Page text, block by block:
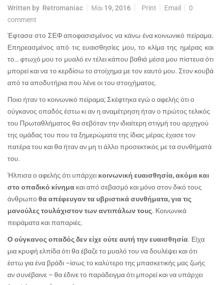
Written by Retromaniac Μάι 19, 2016 Print Email
0
comment
Έφτασα στο ΣΕΦ αποφασισμένος να κάνω ένα κοινωνικό πείραμα.
Επηρεασμένος από τις ευαισθησίες μου, το κλίμα της ημέρας και
το… φτωχό μου το μυαλό εν τέλει κάπου βαθιά μέσα μου πίστευα ότι
μπορεί και να το κερδίσω το στοίχημα με τον εαυτό μου. Στον κουβά
από τα αποδυτήρια που λένε οι του στοιχήματος.
Ποιο ήταν το κοινωνικό πείραμα; Σκέφτηκα εγώ ο αφελής ότι ο
ούγκανος οπαδός έστω κι αν η αναμέτρηση ήταν ο πρώτος τελικός
του Πρωταθλήματος θα σεβόταν την ιδιαίτερη στιγμή του αρχηγού
της ομάδας του που τα ξημερώματα της ίδιας μέρας έχασε τον
πατέρα του και θα ήταν αν μη τι άλλο προσεκτικός με τα συνθήματά
του.
Ήλπισα ο αφελής ότι υπάρχει κοινωνική ευαισθησία, ακόμα και
στο οπαδικό κίνημα και από σεβασμό και μόνο στον δικό τους
άνθρωποθα απέφευγαν τα υβριστικά συνθήματα, για τις
μανούλες τουλάχιστον των αντιπάλων τους. Κοινωνικά
πειράματα και παπαριές.
Ο ούγκανος οπαδός δεν είχε ούτε αυτή την ευαισθησία. Είχα
μια κρυφή ελπίδα ότι θα έβαζε το μυαλό του να δουλέψει και ότι
έστω για ένα βράδι –ίσως το καλύτερο της μπασκετικής μας ζωής
αν συνέβαινε – θα έδινε το παράδειγμα ότι μπορεί και να υπάρχει